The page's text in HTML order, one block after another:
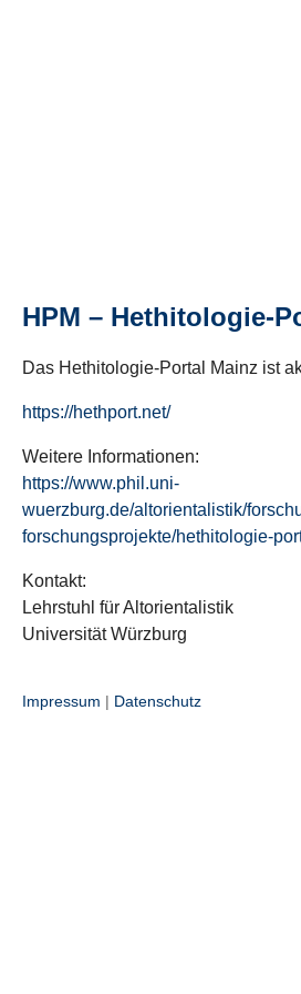
HPM – Hethitologie-
Das Hethitologie-Portal Mainz ist
https://hethport.net/
Weitere Informationen:
https://www.phil.uni-
wuerzburg.de/altorientalistik/
forschungsprojekte/hethitologie-
Kontakt:
Lehrstuhl für Altorientalistik
Universität Würzburg
Impressum | Datenschutz